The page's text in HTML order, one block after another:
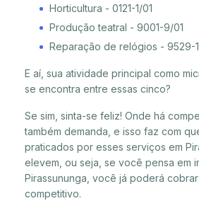
Horticultura - 0121-1/01
Produção teatral - 9001-9/01
Reparação de relógios - 9529-
E aí, sua atividade principal como
se encontra entre essas cinco?
Se sim, sinta-se feliz! Onde há
também demanda, e isso faz com
praticados por esses serviços em
elevem, ou seja, se você pensa em
Pirassununga, você já poderá
competitivo.